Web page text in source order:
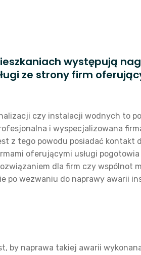
występują
ze strony firm
czy instalacji wodnych to
i wyspecjalizowana
z tego powodu posiadać kontakt
oferującymi usługi
dla firm czy wspólnot
po wezwaniu do naprawy awarii
naprawa takiej awarii